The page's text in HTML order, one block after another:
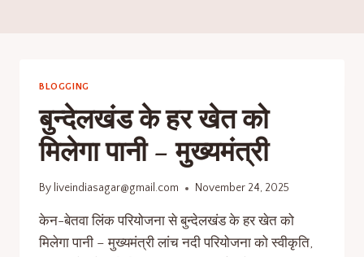
BLOGGING
बुन्देलखंड के हर खेत को
मिलेगा पानी – मुख्यमंत्री
By liveindiasagar@gmail.com November 24, 2025
केन-बेतवा लिंक परियोजना से बुन्देलखंड के हर खेत को
मिलेगा पानी – मुख्यमंत्री लांच नदी परियोजना को स्वीकृति,